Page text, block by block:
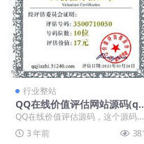
行业整站
QQ在线价值评估网站源码(qq
价值在线评估)
QQ在线价值评估源码，这个源码是
很多年以前的了，最近又在抖音刷
到别人直播需要刷礼...
3 年前